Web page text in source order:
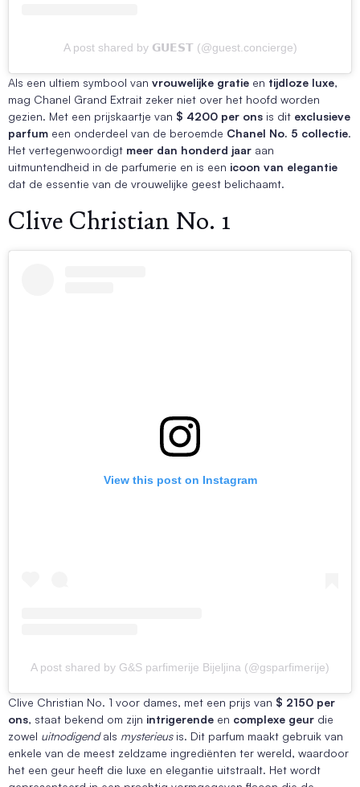
A post shared by 𝗚𝗨𝗘𝗦𝗧 (@guest.concierge)
Als een ultiem symbool van vrouwelijke gratie en tijdloze luxe,
mag Chanel Grand Extrait zeker niet over het hoofd worden
gezien. Met een prijskaartje van $ 4200 per ons is dit exclusieve
parfum een onderdeel van de beroemde Chanel No. 5 collectie.
Het vertegenwoordigt meer dan honderd jaar aan
uitmuntendheid in de parfumerie en is een icoon van elegantie
dat de essentie van de vrouwelijke geest belichaamt.
Clive Christian No. 1
View this post on Instagram
A post shared by G&S parfimerije Bijeljina (@gsparfimerije)
Clive Christian No. 1 voor dames, met een prijs van $ 2150 per
ons, staat bekend om zijn intrigerende en complexe geur die
zowel uitnodigendals mysterieus is. Dit parfum maakt gebruik van
enkele van de meest zeldzame ingrediënten ter wereld, waardoor
het een geur heeft die luxe en elegantie uitstraalt. Het wordt